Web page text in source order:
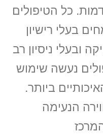
כל הטיפולים
בעלי רישיון
ובעלי ניסיון רב
נעשה שימוש
ביותר.
הנעימה